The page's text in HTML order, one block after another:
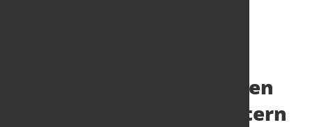
Wahlen in Großbritannien
und Frankreich erschüttern